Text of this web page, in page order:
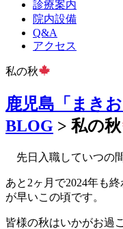
診療案内
院内設備
Q&A
アクセス
私の秋
鹿児島「まき
BLOG > 私の秋
先日入職していつの
あと2ヶ月で2024年も
が早いこの頃です。
皆様の秋はいかがお過